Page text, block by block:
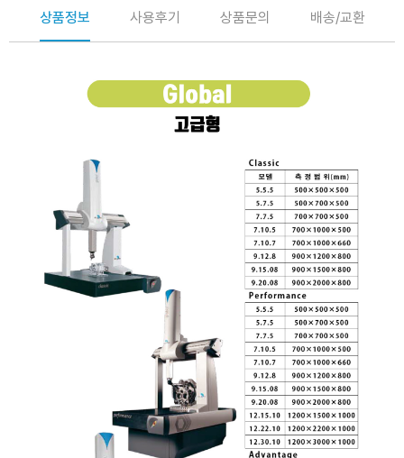
상품정보 사용후기 상품문의 배송/교환